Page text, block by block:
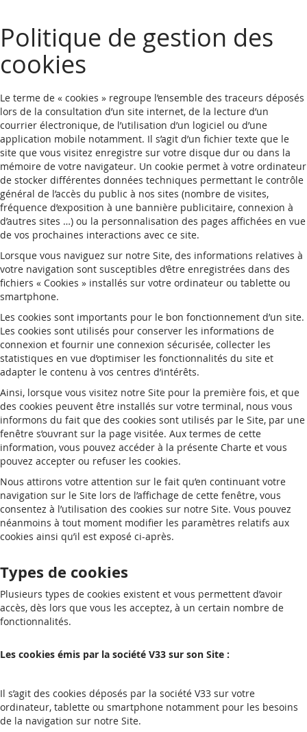
Politique de gestion des
cookies
Le terme de « cookies » regroupe l’ensemble des traceurs déposés
lors de la consultation d’un site internet, de la lecture d’un
courrier électronique, de l’utilisation d’un logiciel ou d’une
application mobile notamment. Il s’agit d’un fichier texte que le
site que vous visitez enregistre sur votre disque dur ou dans la
mémoire de votre navigateur. Un cookie permet à votre ordinateur
de stocker différentes données techniques permettant le contrôle
général de l’accès du public à nos sites (nombre de visites,
fréquence d’exposition à une bannière publicitaire, connexion à
d’autres sites …) ou la personnalisation des pages affichées en vue
de vos prochaines interactions avec ce site.
Lorsque vous naviguez sur notre Site, des informations relatives à
votre navigation sont susceptibles d’être enregistrées dans des
fichiers « Cookies » installés sur votre ordinateur ou tablette ou
smartphone.
Les cookies sont importants pour le bon fonctionnement d’un site.
Les cookies sont utilisés pour conserver les informations de
connexion et fournir une connexion sécurisée, collecter les
statistiques en vue d’optimiser les fonctionnalités du site et
adapter le contenu à vos centres d’intérêts.
Ainsi, lorsque vous visitez notre Site pour la première fois, et que
des cookies peuvent être installés sur votre terminal, nous vous
informons du fait que des cookies sont utilisés par le Site, par une
fenêtre s’ouvrant sur la page visitée. Aux termes de cette
information, vous pouvez accéder à la présente Charte et vous
pouvez accepter ou refuser les cookies.
Nous attirons votre attention sur le fait qu’en continuant votre
navigation sur le Site lors de l’affichage de cette fenêtre, vous
consentez à l’utilisation des cookies sur notre Site. Vous pouvez
néanmoins à tout moment modifier les paramètres relatifs aux
cookies ainsi qu’il est exposé ci-après.
Types de cookies
Plusieurs types de cookies existent et vous permettent d’avoir
accès, dès lors que vous les acceptez, à un certain nombre de
fonctionnalités.
Les cookies émis par la société V33 sur son Site :
Il s’agit des cookies déposés par la société V33 sur votre
ordinateur, tablette ou smartphone notamment pour les besoins
de la navigation sur notre Site.